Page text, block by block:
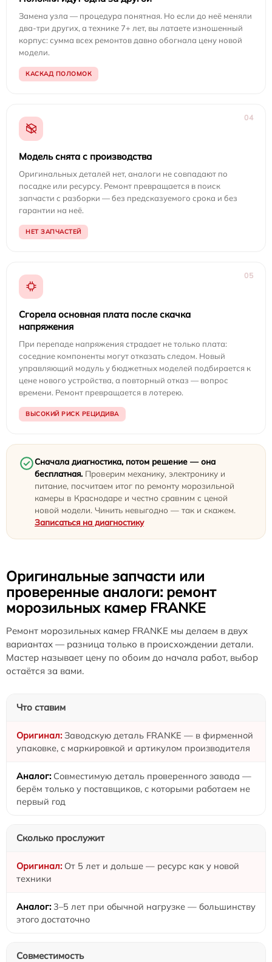
Замена узла — процедура понятная. Но если до неё меняли
два-три других, а технике 7+ лет, вы латаете изношенный
корпус: сумма всех ремонтов давно обогнала цену новой
модели.
КАСКАД ПОЛОМОК
04
Модель снята с производства
Оригинальных деталей нет, аналоги не совпадают по
посадке или ресурсу. Ремонт превращается в поиск
запчасти с разборки — без предсказуемого срока и без
гарантии на неё.
НЕТ ЗАПЧАСТЕЙ
05
Сгорела основная плата после скачка
напряжения
При перепаде напряжения страдает не только плата:
соседние компоненты могут отказать следом. Новый
управляющий модуль у бюджетных моделей подбирается к
цене нового устройства, а повторный отказ — вопрос
времени. Ремонт превращается в лотерею.
ВЫСОКИЙ РИСК РЕЦИДИВА
Сначала диагностика, потом решение — она
бесплатная. Проверим механику, электронику и
питание, посчитаем итог по ремонту морозильной
камеры в Краснодаре и честно сравним с ценой
новой модели. Чинить невыгодно — так и скажем.
Записаться на диагностику
Оригинальные запчасти или
проверенные аналоги: ремонт
морозильных камер FRANKE
Ремонт морозильных камер FRANKE мы делаем в двух
вариантах — разница только в происхождении детали.
Мастер называет цену по обоим до начала работ, выбор
остаётся за вами.
Что ставим
Заводскую деталь FRANKE — в фирменной
упаковке, с маркировкой и артикулом производителя
Совместимую деталь проверенного завода —
берём только у поставщиков, с которыми работаем не
первый год
Сколько прослужит
От 5 лет и дольше — ресурс как у новой
техники
3–5 лет при обычной нагрузке — большинству
этого достаточно
Совместимость